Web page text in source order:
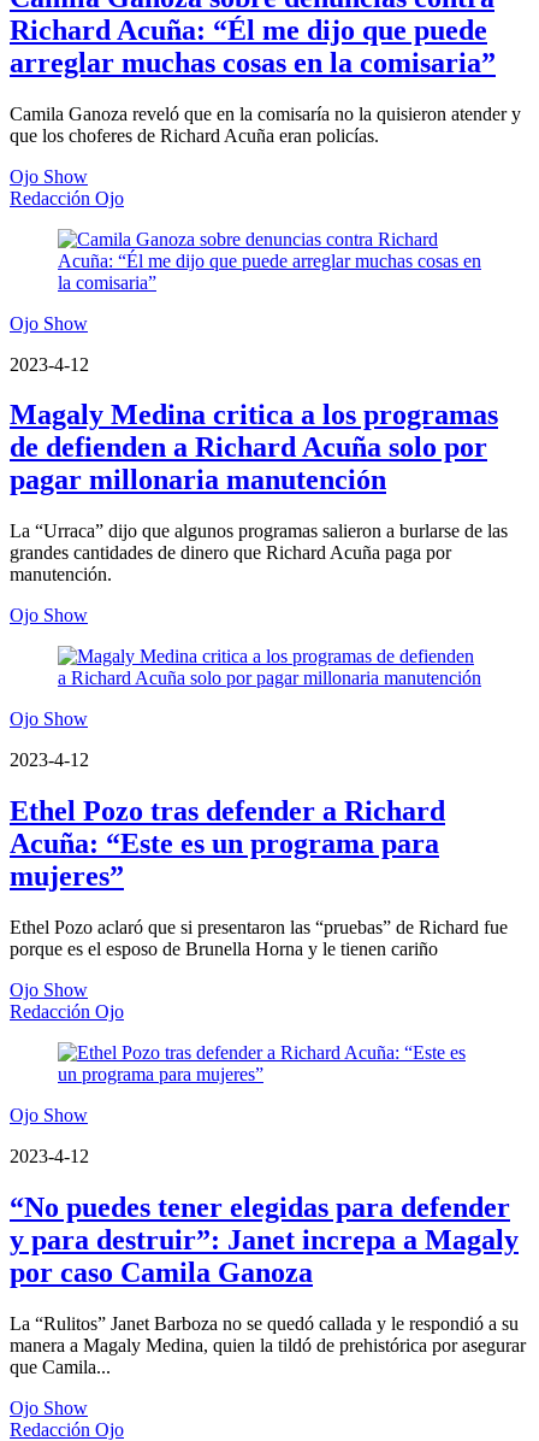
Richard Acuña: “Él me dijo que puede
arreglar muchas cosas en la comisaria”
Camila Ganoza reveló que en la comisaría no la quisieron atender y
que los choferes de Richard Acuña eran policías.
Ojo Show
Redacción Ojo
Ojo Show
2023-4-12
Magaly Medina critica a los programas
de defienden a Richard Acuña solo por
pagar millonaria manutención
La “Urraca” dijo que algunos programas salieron a burlarse de las
grandes cantidades de dinero que Richard Acuña paga por
manutención.
Ojo Show
Ojo Show
2023-4-12
Ethel Pozo tras defender a Richard
Acuña: “Este es un programa para
mujeres”
Ethel Pozo aclaró que si presentaron las “pruebas” de Richard fue
porque es el esposo de Brunella Horna y le tienen cariño
Ojo Show
Redacción Ojo
Ojo Show
2023-4-12
“No puedes tener elegidas para defender
y para destruir”: Janet increpa a Magaly
por caso Camila Ganoza
La “Rulitos” Janet Barboza no se quedó callada y le respondió a su
manera a Magaly Medina, quien la tildó de prehistórica por asegurar
que Camila...
Ojo Show
Redacción Ojo